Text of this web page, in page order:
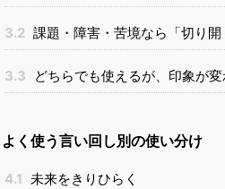
3.2 課題・障害・苦境なら「切り開
3.3 どちらでも使えるが、印象が
よく使う言い回し別の使い分け
4.1 未来をきりひらく